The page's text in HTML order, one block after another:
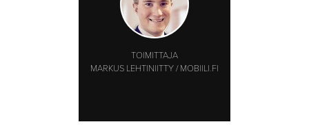
TOIMITTAJA
MARKUS LEHTINIITTY / MOBIILI.FI